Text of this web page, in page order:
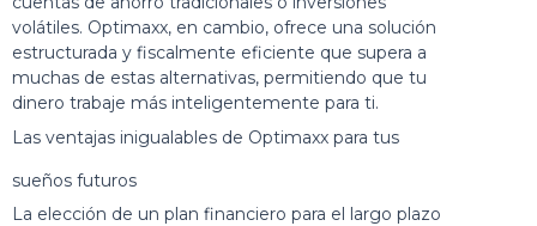
volátiles. Optimaxx, en cambio, ofrece una solución
estructurada y fiscalmente eficiente que supera a
muchas de estas alternativas, permitiendo que tu
dinero trabaje más inteligentemente para ti.
Las ventajas inigualables de Optimaxx para tus
sueños futuros
La elección de un plan financiero para el largo plazo